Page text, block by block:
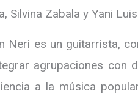
Silvina Zabala y Yani
Neri es un guitarrista,
agrupaciones con
a la música